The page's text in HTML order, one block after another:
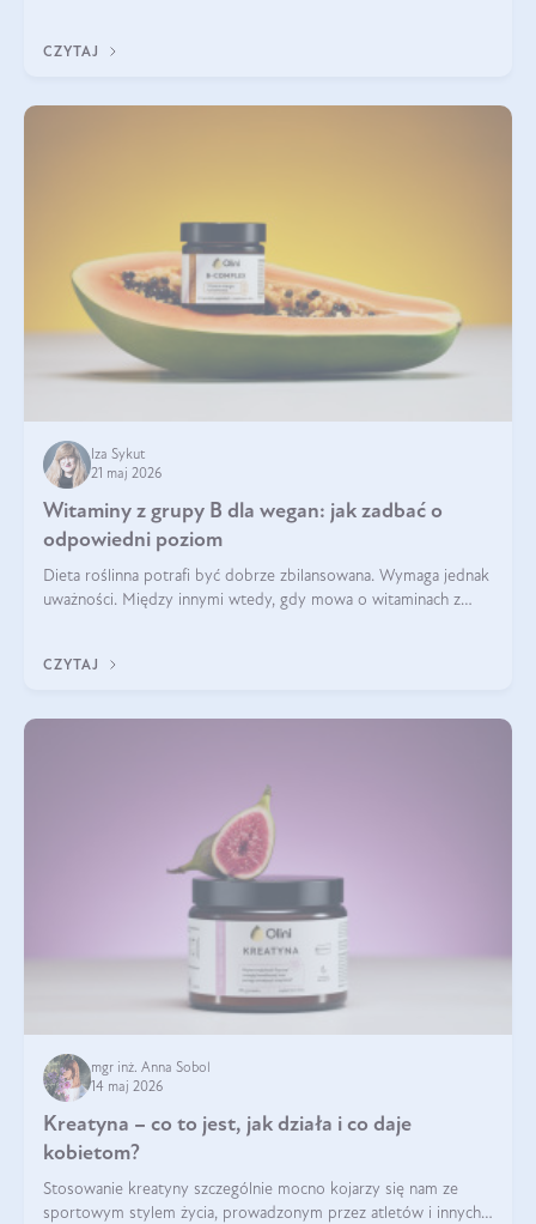
CZYTAJ
Iza Sykut
21 maj 2026
Witaminy z grupy B dla wegan: jak zadbać o
odpowiedni poziom
Dieta roślinna potrafi być dobrze zbilansowana. Wymaga jednak
uważności. Między innymi wtedy, gdy mowa o witaminach z
CZYTAJ
mgr inż. Anna Sobol
14 maj 2026
Kreatyna – co to jest, jak działa i co daje
kobietom?
Stosowanie kreatyny szczególnie mocno kojarzy się nam ze
sportowym stylem życia, prowadzonym przez atletów i innych